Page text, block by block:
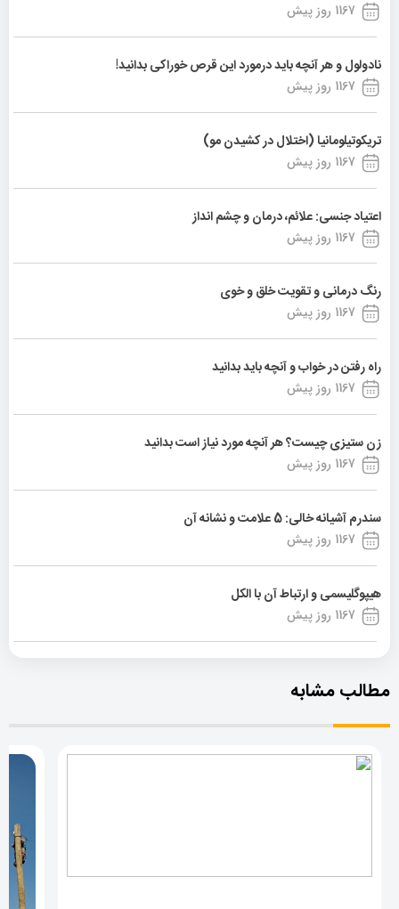
1167 روز پیش
نادولول و هر آنچه باید درمورد این قرص خوراکی بدانید!
1167 روز پیش
تریکوتیلومانیا (اختلال در کشیدن مو)
1167 روز پیش
اعتیاد جنسی: علائم، درمان و چشم انداز
1167 روز پیش
رنگ درمانی و تقویت خلق و خوی
1167 روز پیش
راه رفتن در خواب و آنچه باید بدانید
1167 روز پیش
زن ستیزی چیست؟ هر آنچه مورد نیاز است بدانید
1167 روز پیش
سندرم آشیانه خالی: 5 علامت و نشانه آن
1167 روز پیش
هیپوگلیسمی و ارتباط آن با الکل
1167 روز پیش
مطالب مشابه